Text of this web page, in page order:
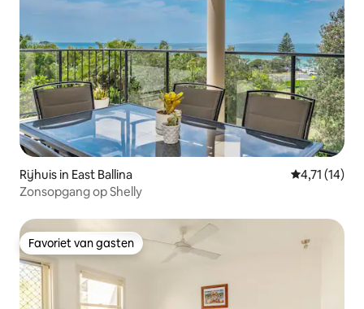
Rijhuis in East Ballina Gemiddelde
4,71 (14)
Zonsopgang op Shelly
Favoriet van gasten
Favoriet van gasten